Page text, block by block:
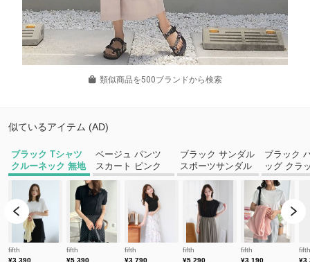
類似商品を500ブランドから検索